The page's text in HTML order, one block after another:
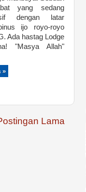
yang sedang
dengan latar
ijo royo-royo
Ada hastag Lodge
"Masya Allah"
»
Lama